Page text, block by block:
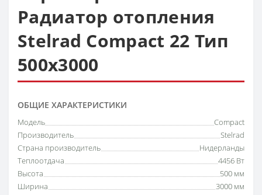
Радиатор отопления
Stelrad Compact 22 Тип
500х3000
ОБЩИЕ ХАРАКТЕРИСТИКИ
Модель
Compact
Производитель
Stelrad
Страна производитель
Нидерланды
Теплоотдача
4456 Вт
Высота
500 мм
Ширина
3000 мм